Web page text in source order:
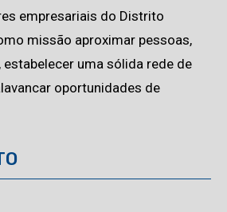
empresariais do Distrito
missão aproximar pessoas,
uma sólida rede de
oportunidades de